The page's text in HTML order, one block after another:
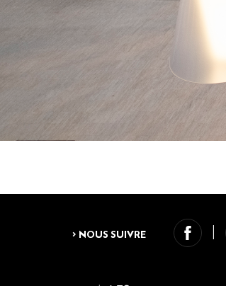
> NOUS SUIVRE